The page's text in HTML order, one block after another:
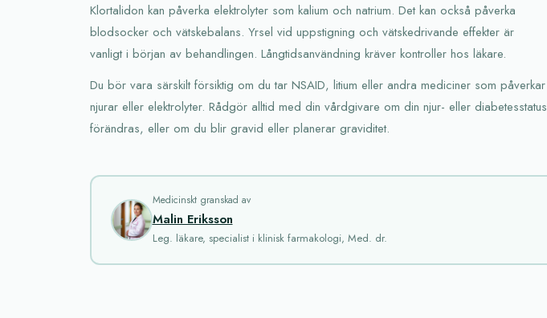
Klortalidon kan påverka elektrolyter som kalium och natrium. Det kan också påverka
blodsocker och vätskebalans. Yrsel vid uppstigning och vätskedrivande effekter är
vanligt i början av behandlingen. Långtidsanvändning kräver kontroller hos läkare.
Du bör vara särskilt försiktig om du tar NSAID, litium eller andra mediciner som påverkar
njurar eller elektrolyter. Rådgör alltid med din vårdgivare om din njur- eller diabetesstatus
förändras, eller om du blir gravid eller planerar graviditet.
Medicinskt granskad av
Malin Eriksson
Leg. läkare, specialist i klinisk farmakologi, Med. dr.